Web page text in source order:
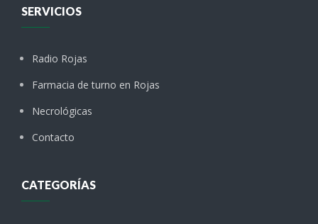
SERVICIOS
Radio Rojas
Farmacia de turno en Rojas
Necrológicas
Contacto
CATEGORÍAS